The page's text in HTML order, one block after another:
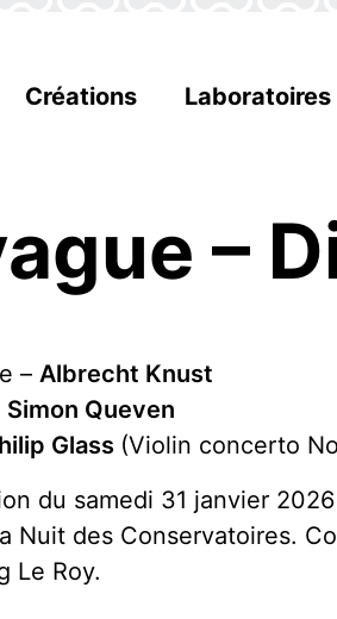
Créations Laboratoires
–
– Albrecht Knust
Simon Queven
Glass (Violin concerto
du samedi 31 janvier
Nuit des Conservatoires.
Le Roy.